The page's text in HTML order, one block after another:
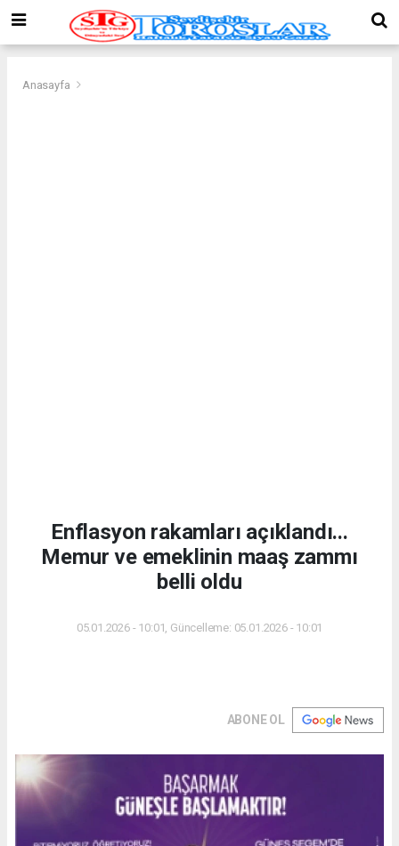
Anasayfa
Enflasyon rakamları açıklandı...
Memur ve emeklinin maaş zammı
belli oldu
05.01.2026 - 10:01, Güncelleme: 05.01.2026 - 10:01
ABONE OL